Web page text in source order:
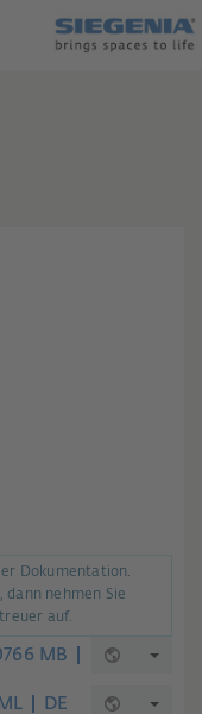
Dokumentation.
dann nehmen Sie
auf.
MB
DE